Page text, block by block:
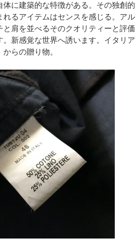
体に建築的な特徴がある。その独創的
れるアイテムはセンスを感じる。アル
と肩を並べるそのクオリティーと評価
。新感覚な世界へ誘います。イタリア
からの贈り物。